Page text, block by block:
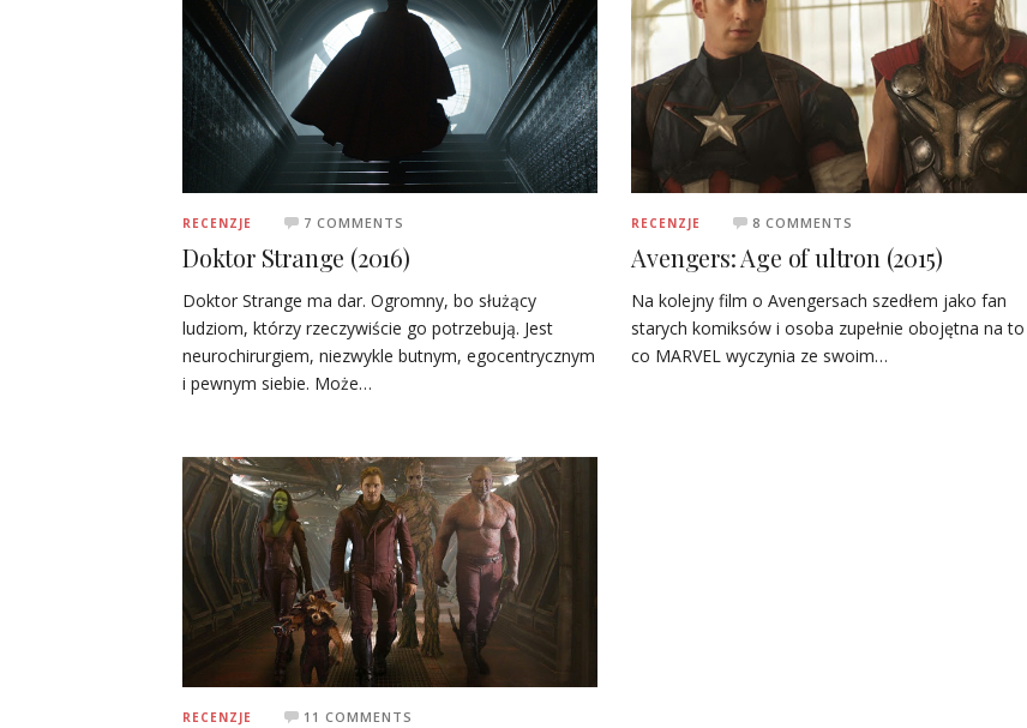
RECENZJE 7 COMMENTS
Doktor Strange (2016)
Doktor Strange ma dar. Ogromny, bo służący
ludziom, którzy rzeczywiście go potrzebują. Jest
neurochirurgiem, niezwykle butnym, egocentrycznym
i pewnym siebie. Może…
RECENZJE 8 COMMENTS
Avengers: Age of ultron (2015)
Na kolejny film o Avengersach szedłem jako fan
starych komiksów i osoba zupełnie obojętna na to
co MARVEL wyczynia ze swoim…
RECENZJE 11 COMMENTS